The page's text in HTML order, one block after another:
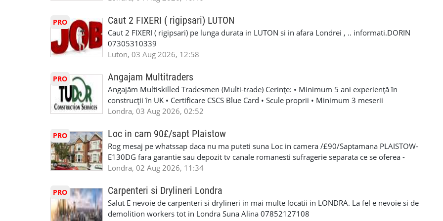
INSTALLATION LIMITED
informații, contactați-ne la: 📞 +44 7407 254793 Mihai 📞 +44 7393 943242 Stefan
PRO Caut 2 FIXERI ( rigipsari) LUTON
Caut 2 FIXERI ( rigipsari) pe lunga durata in LUTON si in afara Londrei , .. informati.DORIN
07305310339
Luton, 03 Aug 2026, 12:58
PRO Angajam Multitraders
Angajăm Multiskilled Tradesmen (Multi-trade) Cerințe: • Minimum 5 ani experiență în
construcții în UK • Certificare CSCS Blue Card • Scule proprii • Minimum 3 meserii
specializate (căutăm multitraderi) – experiență solidă în mai multe domenii din construcții •
interioare • Permis de conducere categoria B valabil • Mijloc de transport propriu
(reprezintă un avantaj important) Se oferă: • Salariu atractiv, în funcție de experiență și
performanță • £200 – £250 pe zi • Diurnă / plată transport • Suport tehnic continuu și
posibilități reale de avansare • Traininguri și cursuri de calificare • Mediu de lucru stabil cu
oră pauză de masă) • Posibilitate de lucru suplimentar în weekend (opțional)
Londra, 03 Aug 2026, 02:52
PRO Loc in cam 90£/sapt Plaistow
Rog mesaj pe whatssap daca nu ma puteti suna Loc in camera /£90/Saptamana PLAISTOW-
E130DG fara garantie sau depozit tv canale romanesti sufragerie separata ce se oferea -
fiecare pat beneficiaza de dulap separat -fiecare camera beneficiaza de frigider separat -wi-fi
saptaminal fara garantie sau avans/plata saptaminala , (nu se face cazare/plateste mai putin
de 1/sapt) -tel- 07440366084
Londra, 02 Aug 2026, 11:34
PRO Carpenteri si Drylineri Londra
Salut E nevoie de carpenteri si drylineri in mai multe locatii in LONDRA. La fel e nevoie si de
demolition workers tot in Londra Suna Alina 07852127108